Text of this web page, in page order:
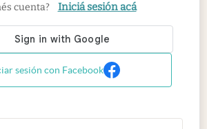
cuenta? Iniciá sesión acá
sesión con Facebook